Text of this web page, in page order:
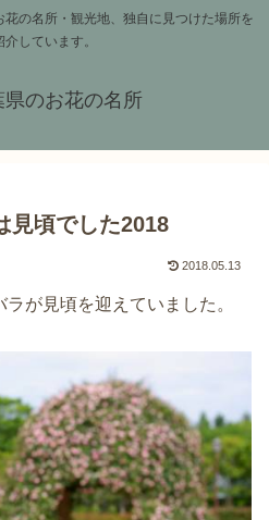
の名所・観光地、独自に見つけた場所を
しています。
のお花の名所
見頃でした2018
2018.05.13
が見頃を迎えていました。